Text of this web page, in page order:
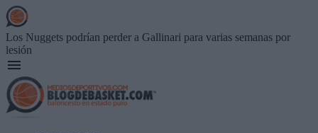
Skip
to
main
content
Los Nuggets podrían perder a Gallinari para varias semanas por
lesión